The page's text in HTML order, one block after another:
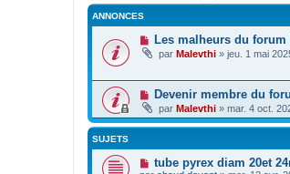
ANNONCES
Les malheurs du forum
par Malevthi » jeu. 1 mai
Devenir membre du
par Malevthi » mar. 4 oct.
SUJETS
tube pyrex diam 20et